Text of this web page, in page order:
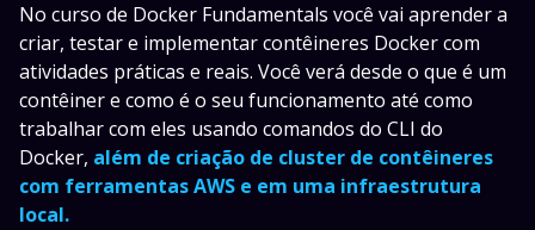
No curso de Docker Fundamentals você vai aprender a
criar, testar e implementar contêineres Docker com
atividades práticas e reais. Você verá desde o que é um
contêiner e como é o seu funcionamento até como
trabalhar com eles usando comandos do CLI do
Docker, além de criação de cluster de contêineres
com ferramentas AWS e em uma infraestrutura
local.